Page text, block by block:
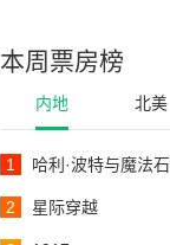
本周票房榜
内地 北美
1 哈利·波特与魔法石
2 星际穿越